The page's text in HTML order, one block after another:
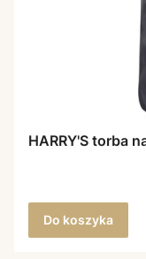
Do koszyka